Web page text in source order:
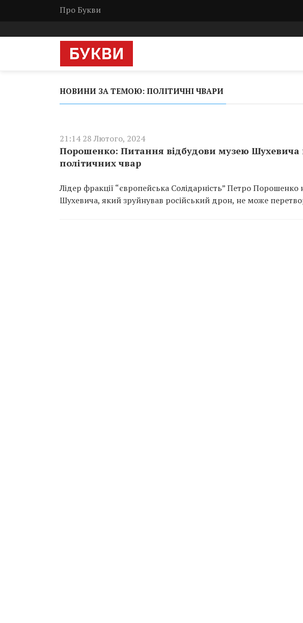
Про Букви
НОВИНИ ЗА ТЕМОЮ: ПОЛІТИЧНІ ЧВАРИ
21:14 28 Лютого, 2024
Порошенко: Питання відбудови музею
політичних чвар
Лідер фракції “європейська Солідарність” Петро
Шухевича, який зруйнував російський дрон, не може